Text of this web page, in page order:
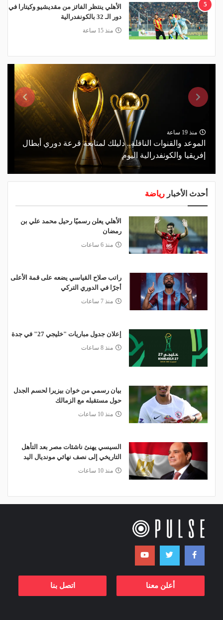
5
الأهلي ينتظر الفائز من مقديشيو وكيتارا في
دور الـ 32 بالكونفدرالية
منذ 15 ساعة
منذ 19 ساعة
الموعد والقنوات الناقلة.. دليلك لمتابعة قرعة دوري أبطال
إفريقيا والكونفدرالية اليوم
أحدث الأخبار رياضة
الأهلي يعلن رسميًا رحيل محمد علي بن
رمضان
منذ 6 ساعات
راتب صلاح القياسي يضعه على قمة الأعلى
أجرًا في الدوري التركي
منذ 7 ساعات
إعلان جدول مباريات "خليجي 27" في جدة
منذ 8 ساعات
بيان رسمي من خوان بيزيرا لحسم الجدل
حول مستقبله مع الزمالك
منذ 10 ساعات
السيسي يهنئ ناشئات مصر بعد التأهل
التاريخي إلى نصف نهائي مونديال اليد
منذ 10 ساعات
أعلن معنا اتصل بنا